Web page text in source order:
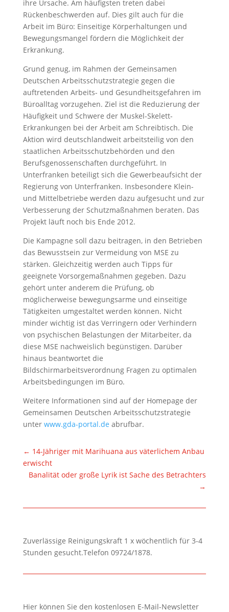
ihre Ursache. Am häufigsten treten dabei
Rückenbeschwerden auf. Dies gilt auch für die
Arbeit im Büro: Einseitige Körperhaltungen und
Bewegungsmangel fördern die Möglichkeit der
Erkrankung.
Grund genug, im Rahmen der Gemeinsamen
Deutschen Arbeitsschutzstrategie gegen die
auftretenden Arbeits- und Gesundheitsgefahren im
Büroalltag vorzugehen. Ziel ist die Reduzierung der
Häufigkeit und Schwere der Muskel-Skelett-
Erkrankungen bei der Arbeit am Schreibtisch. Die
Aktion wird deutschlandweit arbeitsteilig von den
staatlichen Arbeitsschutzbehörden und den
Berufsgenossenschaften durchgeführt. In
Unterfranken beteiligt sich die Gewerbeaufsicht der
Regierung von Unterfranken. Insbesondere Klein-
und Mittelbetriebe werden dazu aufgesucht und zur
Verbesserung der Schutzmaßnahmen beraten. Das
Projekt läuft noch bis Ende 2012.
Die Kampagne soll dazu beitragen, in den Betrieben
das Bewusstsein zur Vermeidung von MSE zu
stärken. Gleichzeitig werden auch Tipps für
geeignete Vorsorgemaßnahmen gegeben. Dazu
gehört unter anderem die Prüfung, ob
möglicherweise bewegungsarme und einseitige
Tätigkeiten umgestaltet werden können. Nicht
minder wichtig ist das Verringern oder Verhindern
von psychischen Belastungen der Mitarbeiter, da
diese MSE nachweislich begünstigen. Darüber
hinaus beantwortet die
Bildschirmarbeitsverordnung Fragen zu optimalen
Arbeitsbedingungen im Büro.
Weitere Informationen sind auf der Homepage der
Gemeinsamen Deutschen Arbeitsschutzstrategie
unter www.gda-portal.de abrufbar.
← 14-Jähriger mit Marihuana aus väterlichem Anbau
erwischt
Banalität oder große Lyrik ist Sache des Betrachters
→
Zuverlässige Reinigungskraft 1 x wöchentlich für 3-4
Stunden gesucht.Telefon 09724/1878.
Hier können Sie den kostenlosen E-Mail-Newsletter